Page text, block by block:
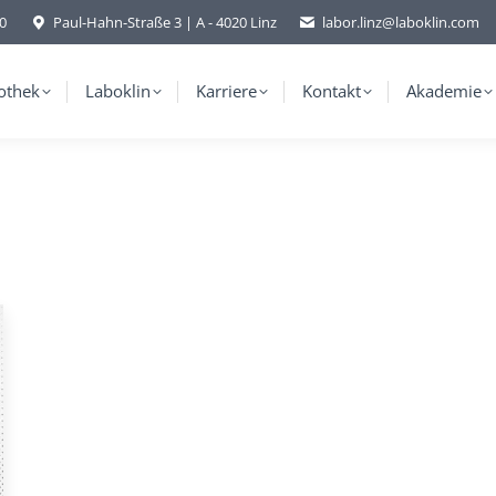
Paul-Hahn-Straße 3 | A - 4020 Linz labor.linz@laboklin.com
Laboklin Karriere Kontakt Akademie